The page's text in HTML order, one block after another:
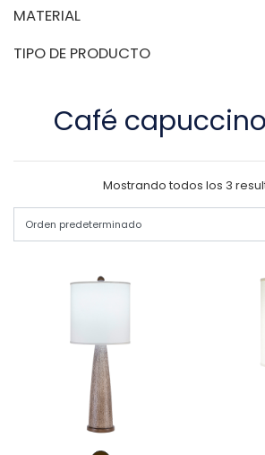
MATERIAL
TIPO DE PRODUCTO
Café
Mostrando todos los 3